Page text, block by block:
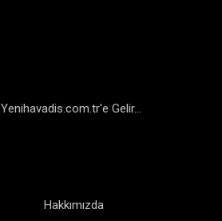
Gelir...
Hakkımızda